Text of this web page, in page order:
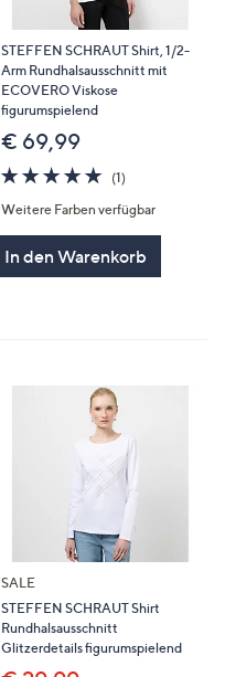
STEFFEN SCHRAUT Shirt, 1/2-
Arm Rundhalsausschnitt mit
ECOVERO Viskose
figurumspielend
€ 69,99
5.0
von
5
(1)1
Weitere Farben verfügbar
In den Warenkorb
SALE
STEFFEN SCHRAUT Shirt
Rundhalsausschnitt
Glitzerdetails figurumspielend